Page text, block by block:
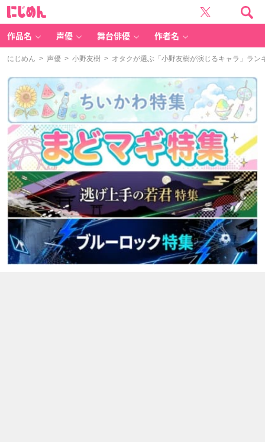
作品名 声優 舞台俳優 作者名
にじめん > 声優 > 小野友樹 > オタクが選ぶ「小野友樹が演じるキャラ」ラ